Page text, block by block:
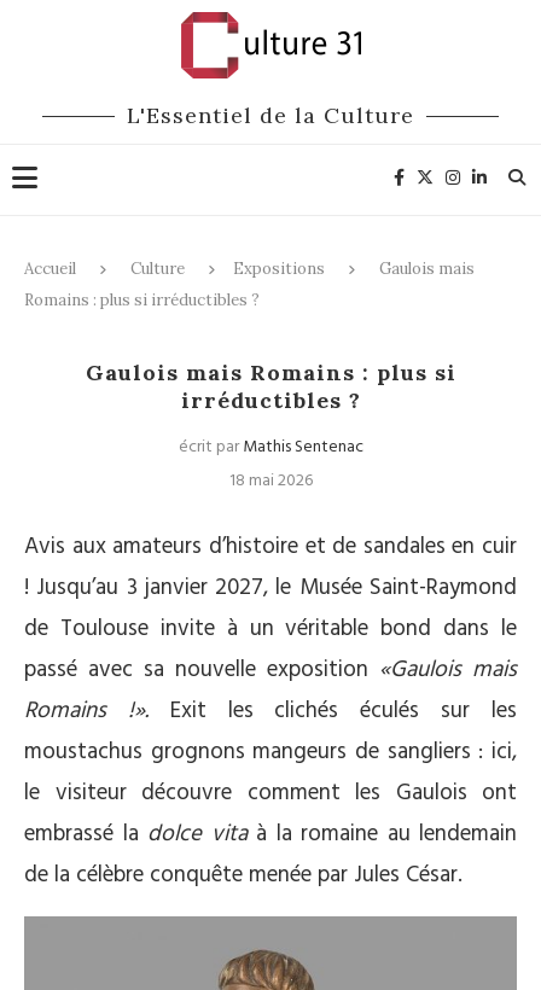
L'Essentiel de la Culture
Accueil Culture Expositions
Gaulois mais
Romains : plus si irréductibles ?
Gaulois mais Romains : plus si
irréductibles ?
écrit parMathis Sentenac
18 mai 2026
Avis aux amateurs d’histoire et de sandales en cuir
! Jusqu’au 3 janvier 2027, le Musée Saint-Raymond
de Toulouse invite à un véritable bond dans le
passé avec sa nouvelle exposition «Gaulois mais
Romains !». Exit les clichés éculés sur les
moustachus grognons mangeurs de sangliers : ici,
le visiteur découvre comment les Gaulois ont
embrassé la dolce vita à la romaine au lendemain
de la célèbre conquête menée par Jules César.